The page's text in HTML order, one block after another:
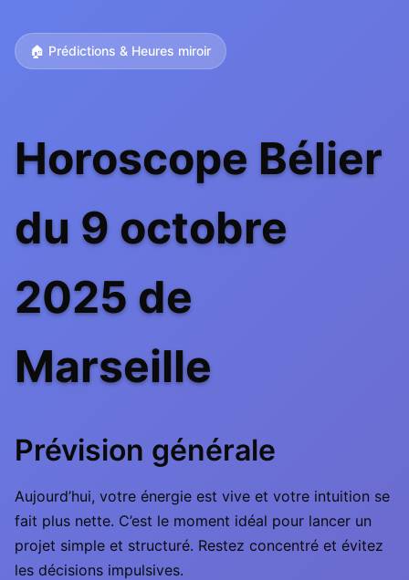
🏠 Prédictions & Heures miroir
Horoscope Bélier
du 9 octobre
2025 de
Marseille
Prévision générale
Aujourd’hui, votre énergie est vive et votre intuition se
fait plus nette. C’est le moment idéal pour lancer un
projet simple et structuré. Restez concentré et évitez
les décisions impulsives.